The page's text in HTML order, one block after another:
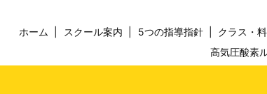
ホーム スクール案内 5つの指導指針 クラス・
高気圧酸素